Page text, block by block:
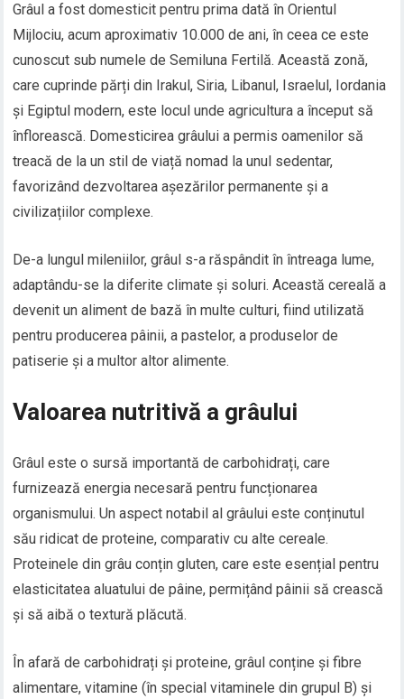
Grâul a fost domesticit pentru prima dată în Orientul
Mijlociu, acum aproximativ 10.000 de ani, în ceea ce este
cunoscut sub numele de Semiluna Fertilă. Această zonă,
care cuprinde părți din Irakul, Siria, Libanul, Israelul, Iordania
și Egiptul modern, este locul unde agricultura a început să
înflorească. Domesticirea grâului a permis oamenilor să
treacă de la un stil de viață nomad la unul sedentar,
favorizând dezvoltarea așezărilor permanente și a
civilizațiilor complexe.
De-a lungul mileniilor, grâul s-a răspândit în întreaga lume,
adaptându-se la diferite climate și soluri. Această cereală a
devenit un aliment de bază în multe culturi, fiind utilizată
pentru producerea pâinii, a pastelor, a produselor de
patiserie și a multor altor alimente.
Valoarea nutritivă a grâului
Grâul este o sursă importantă de carbohidrați, care
furnizează energia necesară pentru funcționarea
organismului. Un aspect notabil al grâului este conținutul
său ridicat de proteine, comparativ cu alte cereale.
Proteinele din grâu conțin gluten, care este esențial pentru
elasticitatea aluatului de pâine, permițând pâinii să crească
și să aibă o textură plăcută.
În afară de carbohidrați și proteine, grâul conține și fibre
alimentare, vitamine (în special vitaminele din grupul B) și